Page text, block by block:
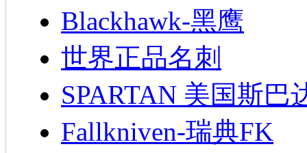
Blackhawk-黑鹰
世界正品名刺
SPARTAN 美国斯巴
Fallkniven-瑞典FK